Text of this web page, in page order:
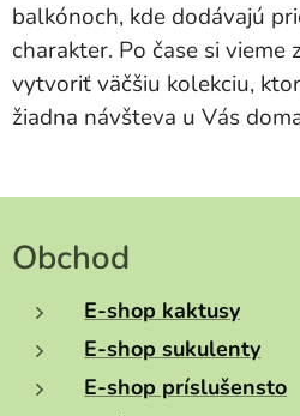
balkónoch, kde dodávajú
charakter. Po čase si
vytvoriť väčšiu kolekciu,
žiadna návšteva u Vás
Obchod
E-shop kaktusy
E-shop sukulenty
E-shop príslušensto